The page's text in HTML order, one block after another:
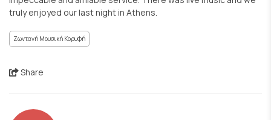
truly enjoyed our last night in Athens.
Ζωντανή Μουσική Κορυφή
Share